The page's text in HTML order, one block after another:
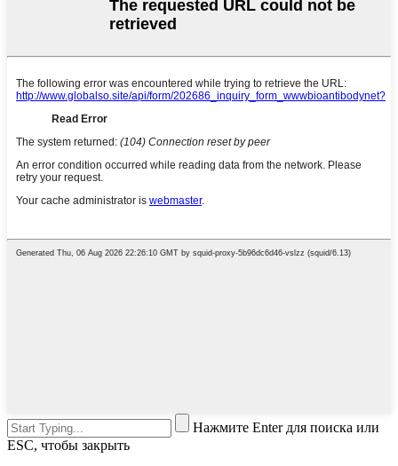
Нажмите Enter для поиска или
ESC, чтобы закрыть